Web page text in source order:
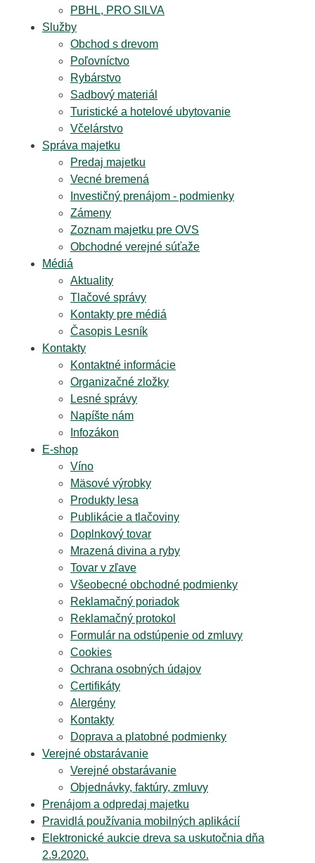
PBHL, PRO SILVA
Služby
Obchod s drevom
Poľovníctvo
Rybárstvo
Sadbový materiál
Turistické a hotelové ubytovanie
Včelárstvo
Správa majetku
Predaj majetku
Vecné bremená
Investičný prenájom - podmienky
Zámeny
Zoznam majetku pre OVS
Obchodné verejné súťaže
Médiá
Aktuality
Tlačové správy
Kontakty pre médiá
Časopis Lesník
Kontakty
Kontaktné informácie
Organizačné zložky
Lesné správy
Napíšte nám
Infozákon
E-shop
Víno
Mäsové výrobky
Produkty lesa
Publikácie a tlačoviny
Doplnkový tovar
Mrazená divina a ryby
Tovar v zľave
Všeobecné obchodné podmienky
Reklamačný poriadok
Reklamačný protokol
Formulár na odstúpenie od zmluvy
Cookies
Ochrana osobných údajov
Certifikáty
Alergény
Kontakty
Doprava a platobné podmienky
Verejné obstarávanie
Verejné obstarávanie
Objednávky, faktúry, zmluvy
Prenájom a odpredaj majetku
Pravidlá používania mobilných aplikácií
Elektronické aukcie dreva sa uskutočnia dňa
2.9.2020.